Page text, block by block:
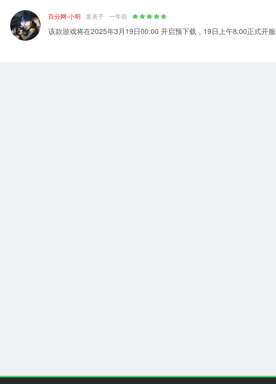
百分网-小明 发表于 一年前
该款游戏将在2025年3月19日00:00 开启预下载，19日上午8:00正式开服